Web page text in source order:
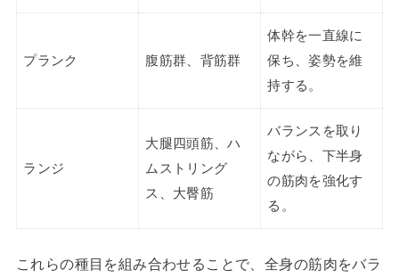
プランク 腹筋群、背筋群
体幹を一直線に
保ち、姿勢を維
持する。
ランジ
大腿四頭筋、ハ
ムストリング
ス、大臀筋
バランスを取り
ながら、下半身
の筋肉を強化す
る。
これらの種目を組み合わせることで、全身の筋肉をバラ